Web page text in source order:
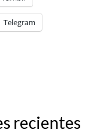
Telegram
recientes